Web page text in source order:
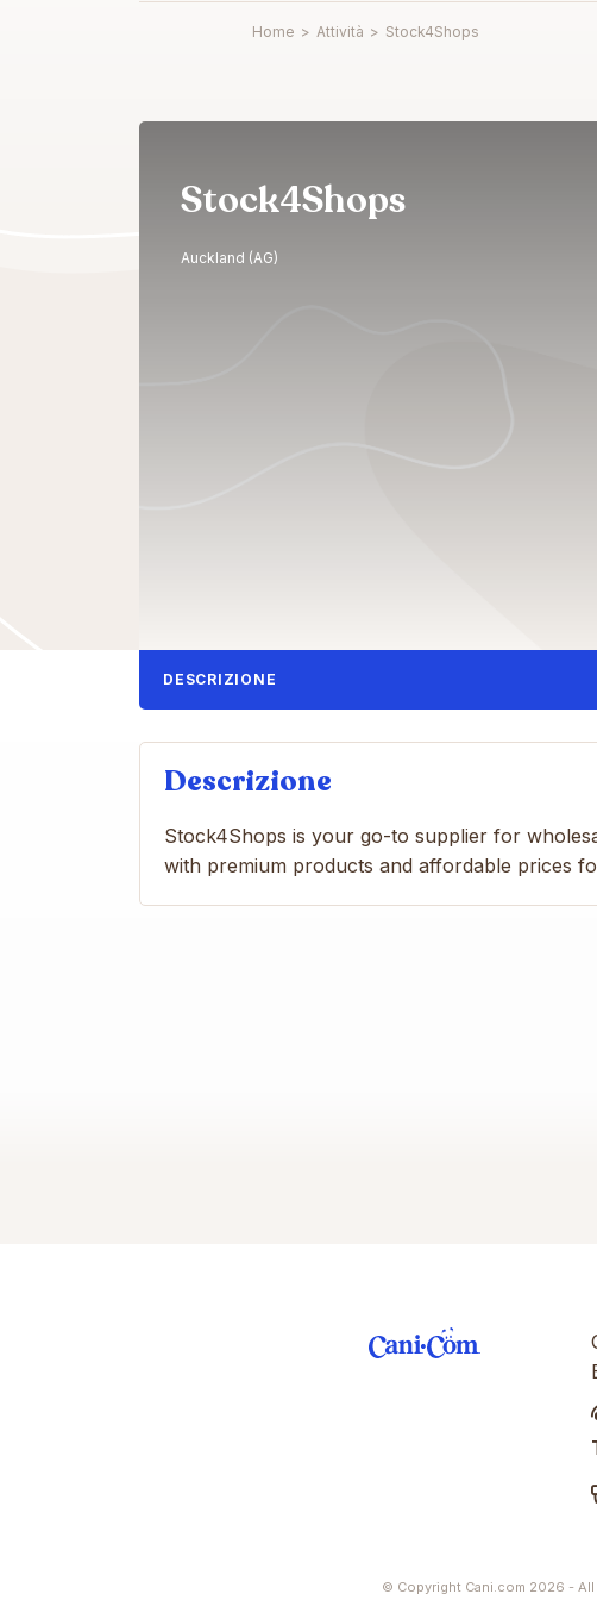
Home > Attività > Stock4Shops
Stock4Shops
Auckland (AG)
DESCRIZIONE
Descrizione
Stock4Shops is your go-to supplier for
with premium products and affordable prices
© Copyright Cani.com 2026 -